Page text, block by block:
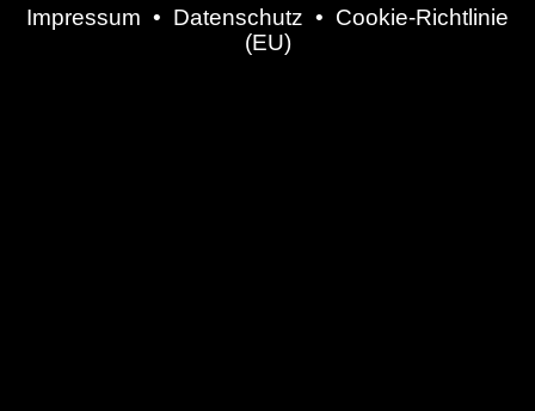
Impressum • Datenschutz • Cookie-Richtlinie
(EU)